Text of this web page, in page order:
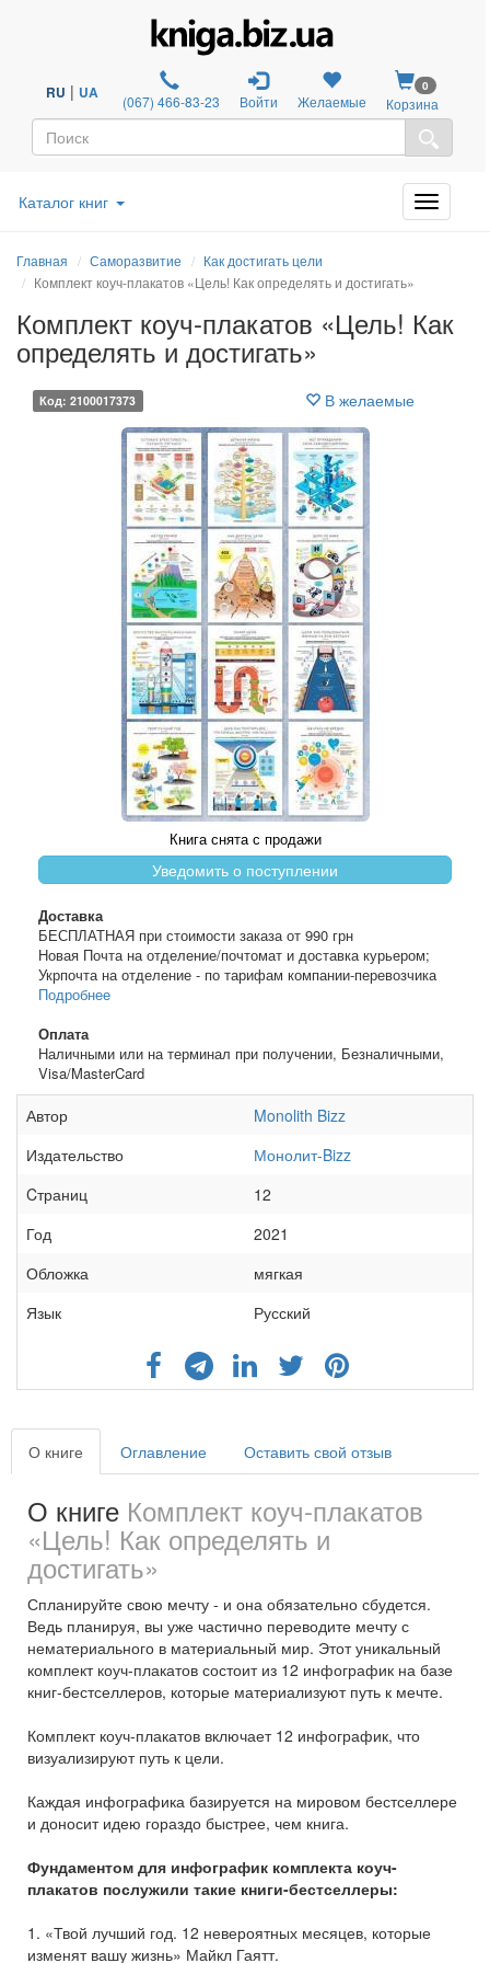
RU | UA (067) 466-83-23 Войти Желаемые
0
Корзина
Каталог книг
Главная Саморазвитие
Как достигать цели
Комплект коуч-плакатов «Цель! Как определять и достигать»
Комплект коуч-плакатов «Цель! Как
определять и достигать»
Код: 2100017373 В желаемые
Книга снята с продажи
Уведомить о поступлении
Доставка
БЕСПЛАТНАЯ при стоимости заказа от 990 грн
Новая Почта на отделение/почтомат и доставка курьером;
Укрпочта на отделение - по тарифам компании-перевозчика
Подробнее
Оплата
Наличными или на терминал при получении, Безналичными,
Visa/MasterCard
Автор
Monolith Bizz
Издательство
Монолит-Bizz
Cтраниц
12
Год
2021
Обложка
мягкая
Язык
Русский
О книге Оглавление Оставить свой отзыв
О книге Комплект коуч-плакатов
«Цель! Как определять и
достигать»
Спланируйте свою мечту - и она обязательно сбудется.
Ведь планируя, вы уже частично переводите мечту с
нематериального в материальный мир. Этот уникальный
комплект коуч-плакатов состоит из 12 инфографик на базе
книг-бестселлеров, которые материализуют путь к мечте.
Комплект коуч-плакатов включает 12 инфографик, что
визуализируют путь к цели.
Каждая инфографика базируется на мировом бестселлере
и доносит идею гораздо быстрее, чем книга.
Фундаментом для инфографик комплекта коуч-
плакатов послужили такие книги-бестселлеры:
1. «Твой лучший год. 12 невероятных месяцев, которые
изменят вашу жизнь» Майкл Гаятт.